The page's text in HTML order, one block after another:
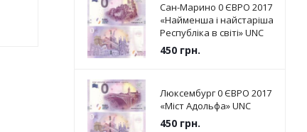
Сан-Марино 0 ЄВРО 2017
«Найменша і найстаріша
Республіка в світі» UNC
450грн.
Люксембург 0 ЄВРО 2017
«Міст Адольфа» UNC
450грн.